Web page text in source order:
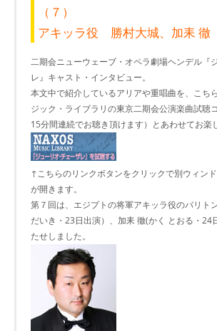
（７）
アキッラ役 勝村大城、加耒 徹
二期会ニューウェーブ・オペラ劇場ヘンデル『
レ』キャスト・インタビュー。
本文中で紹介しているアリアや重唱曲を、こち
ジック・ライブラリの東京二期会公演楽曲試聴
15分間連続でお聴き頂けます）とあわせてお楽
↑こちらのリンクボタンをクリックで別ウィン
が開きます。
第７回は、エジプトの将軍アキッラ役のバリト
だいき・23日出演）、加耒 徹(かく とおる・24
たせしました。